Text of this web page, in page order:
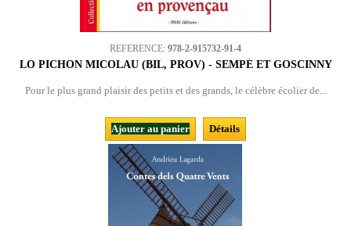
REFERENCE: 978-2-915732-91-4
LO PICHON MICOLAU (BIL, PROV) - SEMPÉ ET GOSCINNY
Pour le plus grand plaisir des petits et des grands, le célèbre écolier de...
Ajouter au panier Détails